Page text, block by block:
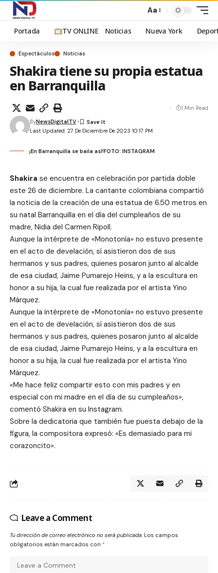
Aa
Portada TV ONLINE Noticias Nueva York
Espectáculos Noticias
Shakira tiene su propia estatua
en Barranquilla
Last Updated: 27 De Diciembre De 2023 10:17 PM
ByNewsDigitalTV
1 Min Read
¡En Barranquilla se baila así!FOTO: INSTAGRAM
Shakira se encuentra en celebración por partida doble
este 26 de diciembre. La cantante colombiana compartió
la noticia de la creación de una estatua de 6.50 metros en
su natal Barranquilla en el día del cumpleaños de su
madre, Nidia del Carmen Ripoll.
Aunque la intérprete de «Monotonía» no estuvo presente
en el acto de develación, sí asistieron dos de sus
hermanos y sus padres, quienes posaron junto al alcalde
de esa ciudad, Jaime Pumarejo Heins, y a la escultura en
honor a su hija, la cual fue realizada por el artista Yino
Márquez.
Aunque la intérprete de «Monotonía» no estuvo presente
en el acto de develación, sí asistieron dos de sus
hermanos y sus padres, quienes posaron junto al alcalde
de esa ciudad, Jaime Pumarejo Heins, y a la escultura en
honor a su hija, la cual fue realizada por el artista Yino
Márquez.
«Me hace feliz compartir esto con mis padres y en
especial con mi madre en el día de su cumpleaños»,
comentó Shakira en su Instagram.
Sobre la dedicatoria que también fue puesta debajo de la
figura, la compositora expresó: «Es demasiado para mi
corazoncito».
Leave a Comment
Tu dirección de correo electrónico no será publicada. Los campos
obligatorios están marcados con *